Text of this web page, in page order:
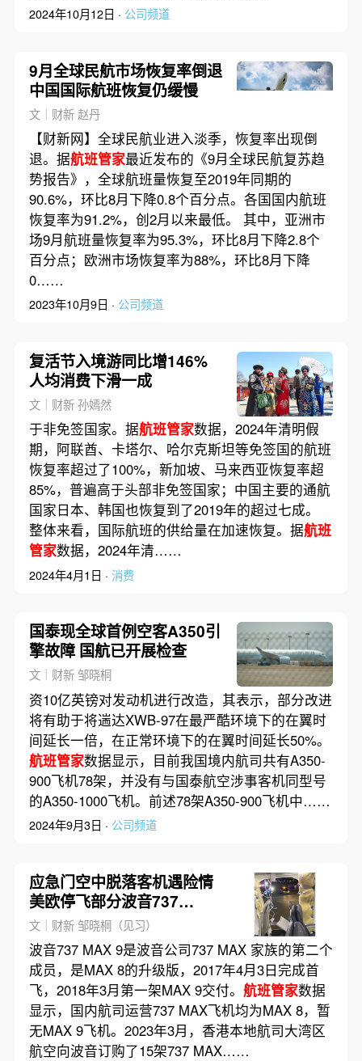
2024年10月12日 · 公司频道
9月全球民航市场恢复率倒退
中国国际航班恢复仍缓慢
文｜财新 赵丹
【财新网】全球民航业进入淡季，恢复率出现倒
退。据航班管家最近发布的《9月全球民航复苏趋
势报告》，全球航班量恢复至2019年同期的
90.6%，环比8月下降0.8个百分点。各国国内航班
恢复率为91.2%，创2月以来最低。 其中，亚洲市
场9月航班量恢复率为95.3%，环比8月下降2.8个
百分点；欧洲市场恢复率为88%，环比8月下降
0……
2023年10月9日 · 公司频道
复活节入境游同比增146%
人均消费下滑一成
文｜财新 孙嫣然
于非免签国家。据航班管家数据，2024年清明假
期，阿联酋、卡塔尔、哈尔克斯坦等免签国的航班
恢复率超过了100%，新加坡、马来西亚恢复率超
85%，普遍高于头部非免签国家；中国主要的通航
国家日本、韩国也恢复到了2019年的超过七成。
整体来看，国际航班的供给量在加速恢复。据航班
管家数据，2024年清……
2024年4月1日 · 消费
国泰现全球首例空客A350引
擎故障 国航已开展检查
文｜财新 邹晓桐
资10亿英镑对发动机进行改造，其表示，部分改进
将有助于将遄达XWB-97在最严酷环境下的在翼时
间延长一倍，在正常环境下的在翼时间延长50%。
航班管家数据显示，目前我国境内航司共有A350-
900飞机78架，并没有与国泰航空涉事客机同型号
的A350-1000飞机。前述78架A350-900飞机中……
2024年9月3日 · 公司频道
应急门空中脱落客机遇险情
美欧停飞部分波音737
MAX9
文｜财新 邹晓桐（见习）
波音737 MAX 9是波音公司737 MAX 家族的第二个
成员，是MAX 8的升级版，2017年4月3日完成首
飞，2018年3月第一架MAX 9交付。 航班管家数据
显示，国内航司运营737 MAX飞机均为MAX 8，暂
无MAX 9飞机。2023年3月，香港本地航司大湾区
航空向波音订购了15架737 MAX……